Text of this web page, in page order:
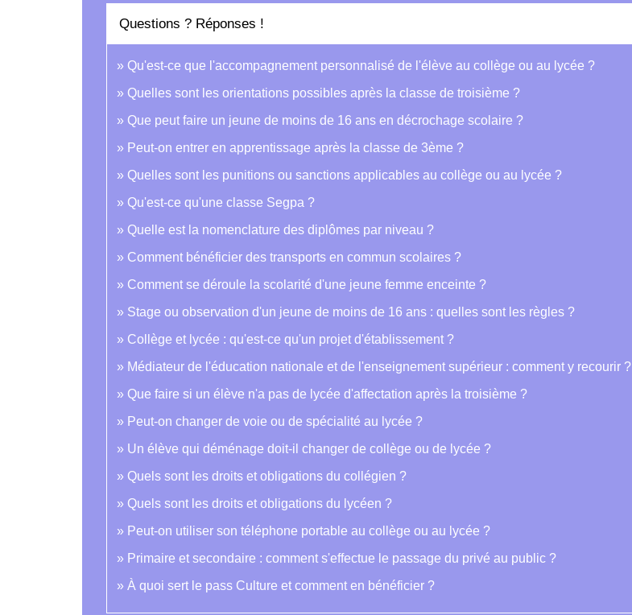
Questions ? Réponses !
Qu'est-ce que l'accompagnement personnalisé de l'élève au collège ou au lycée ?
Quelles sont les orientations possibles après la classe de troisième ?
Que peut faire un jeune de moins de 16 ans en décrochage scolaire ?
Peut-on entrer en apprentissage après la classe de 3ème ?
Quelles sont les punitions ou sanctions applicables au collège ou au lycée ?
Qu'est-ce qu'une classe Segpa ?
Quelle est la nomenclature des diplômes par niveau ?
Comment bénéficier des transports en commun scolaires ?
Comment se déroule la scolarité d'une jeune femme enceinte ?
Stage ou observation d'un jeune de moins de 16 ans : quelles sont les règles ?
Collège et lycée : qu'est-ce qu'un projet d'établissement ?
Médiateur de l'éducation nationale et de l'enseignement supérieur : comment y recourir ?
Que faire si un élève n'a pas de lycée d'affectation après la troisième ?
Peut-on changer de voie ou de spécialité au lycée ?
Un élève qui déménage doit-il changer de collège ou de lycée ?
Quels sont les droits et obligations du collégien ?
Quels sont les droits et obligations du lycéen ?
Peut-on utiliser son téléphone portable au collège ou au lycée ?
Primaire et secondaire : comment s'effectue le passage du privé au public ?
À quoi sert le pass Culture et comment en bénéficier ?